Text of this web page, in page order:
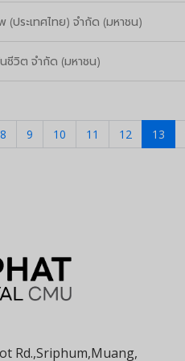
(ประเทศไทย) จำกัด (มหาชน)
ชีวิต จำกัด (มหาชน)
8 9 10 11 12 13
Rd.,Sriphum,Muang,